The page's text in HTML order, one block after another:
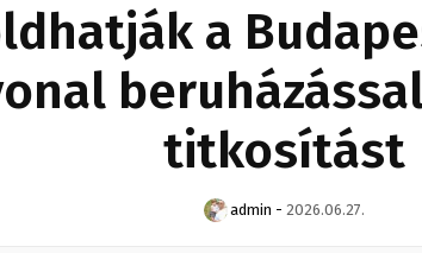
a
titkosítást
admin - 2026.06.27.